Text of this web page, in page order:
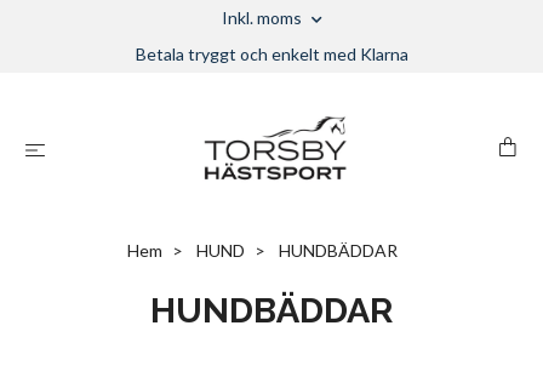
Inkl. moms
Betala tryggt och enkelt med Klarna
Hem HUND HUNDBÄDDAR
HUNDBÄDDAR